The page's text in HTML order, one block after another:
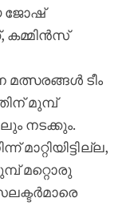
ജോഷ്
കമ്മിൻസ്
ടീം
മുമ്പ്
നടക്കും.
മറ്റൊരു